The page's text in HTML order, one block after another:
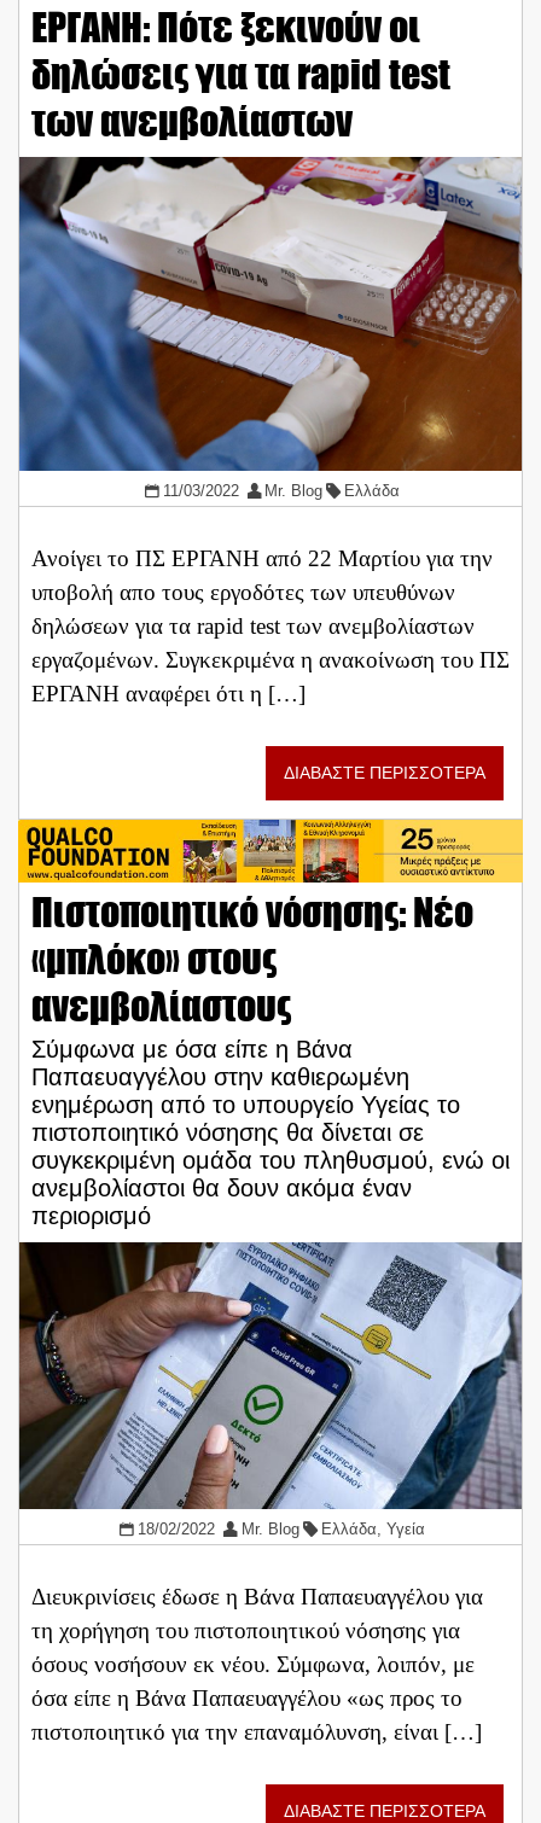
ΕΡΓΑΝΗ: Πότε ξεκινούν οι
δηλώσεις για τα rapid test
των ανεμβολίαστων
11/03/2022 Mr. Blog Ελλάδα
Ανοίγει το ΠΣ ΕΡΓΑΝΗ από 22 Μαρτίου για την
υποβολή απο τους εργοδότες των υπευθύνων
δηλώσεων για τα rapid test των ανεμβολίαστων
εργαζομένων. Συγκεκριμένα η ανακοίνωση του ΠΣ
ΕΡΓΑΝΗ αναφέρει ότι η […]
ΔΙΑΒΑΣΤΕ ΠΕΡΙΣΣΟΤΕΡΑ
Πιστοποιητικό νόσησης: Νέο
«μπλόκο» στους
ανεμβολίαστους
Σύμφωνα με όσα είπε η Βάνα
Παπαευαγγέλου στην καθιερωμένη
ενημέρωση από το υπουργείο Υγείας το
πιστοποιητικό νόσησης θα δίνεται σε
συγκεκριμένη ομάδα του πληθυσμού, ενώ οι
ανεμβολίαστοι θα δουν ακόμα έναν
περιορισμό
18/02/2022 Mr. Blog Ελλάδα Υγεία
Διευκρινίσεις έδωσε η Βάνα Παπαευαγγέλου για
τη χορήγηση του πιστοποιητικού νόσησης για
όσους νοσήσουν εκ νέου. Σύμφωνα, λοιπόν, με
όσα είπε η Βάνα Παπαευαγγέλου «ως προς το
πιστοποιητικό για την επαναμόλυνση, είναι […]
ΔΙΑΒΑΣΤΕ ΠΕΡΙΣΣΟΤΕΡΑ